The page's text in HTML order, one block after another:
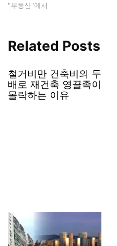
"부동산"에서
Related Posts
철거비만 건축비의 두
배로 재건축 영끌족이
몰락하는 이유